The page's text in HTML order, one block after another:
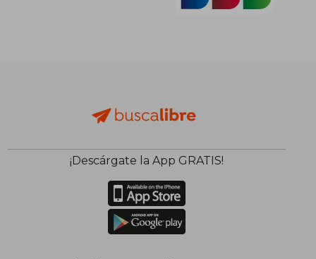
¡Descárgate la App GRATIS!